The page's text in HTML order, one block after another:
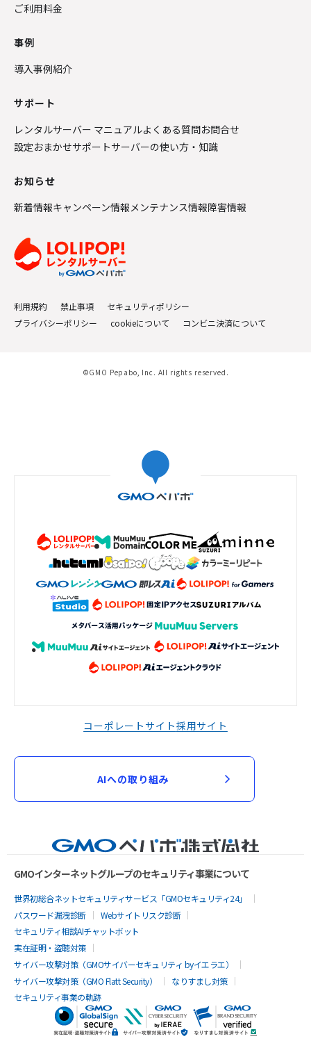
ご利用料金
事例
導入事例紹介
サポート
レンタルサーバー マニュアルよくある質問お問合せ
設定おまかせサポートサーバーの使い方・知識
お知らせ
新着情報キャンペーン情報 メンテナンス情報障害情報
利用規約 禁止事項
セキュリティポリシー
プライバシーポリシー
cookieについて コンビニ決済について
©GMO Pepabo, Inc. All rights reserved.
コーポレートサイト採用サイト
AIへの取り組み
GMOインターネットグループのセキュリティ事業について
世界初総合ネットセキュリティサービス「GMOセキュリティ24」
パスワード漏洩診断
Webサイトリスク診断
セキュリティ相談AIチャットボット
実在証明・盗聴対策
サイバー攻撃対策（GMOサイバーセキュリティ byイエラエ）
サイバー攻撃対策（GMO Flatt Security）
なりすまし対策
セキュリティ事業の軌跡